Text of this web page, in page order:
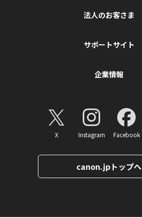
法人のお客さま
サポートサイト
企業情報
X Instagram Facebook
canon.jpトップへ